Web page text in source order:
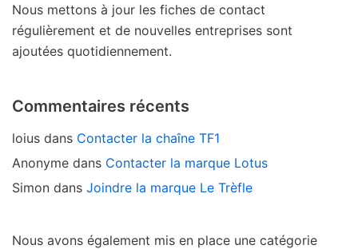
Nous mettons à jour les fiches de contact
régulièrement et de nouvelles entreprises sont
ajoutées quotidiennement.
Commentaires récents
loius dans Contacter la chaîne TF1
Anonyme dans Contacter la marque Lotus
Simon dans Joindre la marque Le Trèfle
Nous avons également mis en place une catégorie